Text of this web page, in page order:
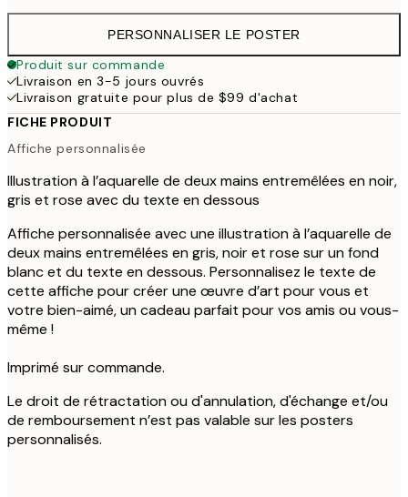
PERSONNALISER LE POSTER
Produit sur commande
Livraison en 3-5 jours ouvrés
Livraison gratuite pour plus de $99 d'achat
FICHE PRODUIT
Affiche personnalisée
Illustration à l’aquarelle de deux mains entremêlées en noir,
gris et rose avec du texte en dessous
Affiche personnalisée avec une illustration à l’aquarelle de
deux mains entremêlées en gris, noir et rose sur un fond
blanc et du texte en dessous. Personnalisez le texte de
cette affiche pour créer une œuvre d’art pour vous et
votre bien-aimé, un cadeau parfait pour vos amis ou vous-
même !
Imprimé sur commande.
Le droit de rétractation ou d'annulation, d'échange et/ou
de remboursement n’est pas valable sur les posters
personnalisés.